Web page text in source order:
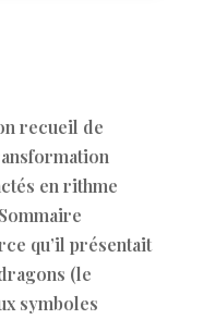
recueil de
en rithme
qu’il présentait
(le
symboles